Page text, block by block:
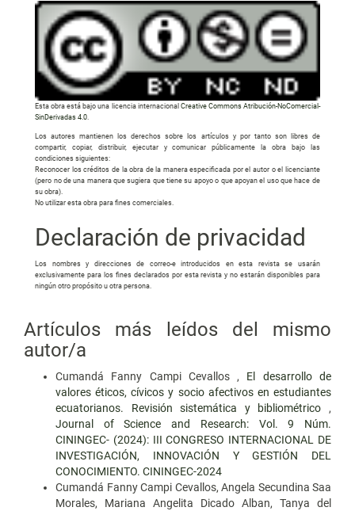
Esta obra está bajo una licencia internacional Creative Commons Atribución-NoComercial-
SinDerivadas 4.0.
Los autores mantienen los derechos sobre los artículos y por tanto son libres de
compartir, copiar, distribuir, ejecutar y comunicar públicamente la obra bajo las
condiciones siguientes:
Reconocer los créditos de la obra de la manera especificada por el autor o el licenciante
(pero no de una manera que sugiera que tiene su apoyo o que apoyan el uso que hace de
su obra).
No utilizar esta obra para fines comerciales.
Declaración de privacidad
Los nombres y direcciones de correo-e introducidos en esta revista se usarán
exclusivamente para los fines declarados por esta revista y no estarán disponibles para
ningún otro propósito u otra persona.
Artículos más leídos del mismo
autor/a
Cumandá Fanny Campi Cevallos , El desarrollo de
valores éticos, cívicos y socio afectivos en estudiantes
ecuatorianos. Revisión sistemática y bibliométrico ,
Journal of Science and Research: Vol. 9 Núm.
CININGEC- (2024): III CONGRESO INTERNACIONAL DE
INVESTIGACIÓN, INNOVACIÓN Y GESTIÓN DEL
CONOCIMIENTO. CININGEC-2024
Cumandá Fanny Campi Cevallos, Angela Secundina Saa
Morales, Mariana Angelita Dicado Alban, Tanya del